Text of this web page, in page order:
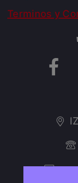
Terminos y